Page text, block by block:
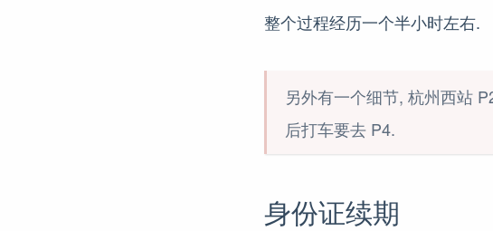
整个过程经历一个半小时左右.
另外有一个细节, 杭州西站
后打车要去 P4.
身份证续期